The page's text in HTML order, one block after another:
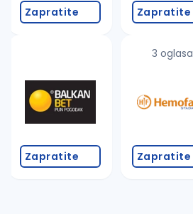
Zapratite
Zapratite
Zapratite
3 oglasa
Zapratite